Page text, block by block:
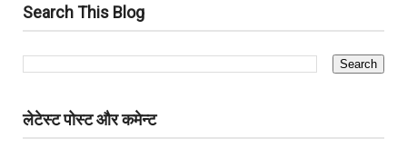
Search This Blog
लेटेस्ट पोस्ट और कमेन्ट